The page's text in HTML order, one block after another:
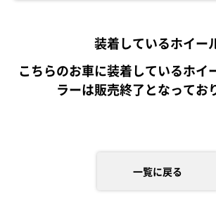
装着しているホイー
こちらのお車に装着しているホイ
ラーは販売終了となってお
一覧に戻る